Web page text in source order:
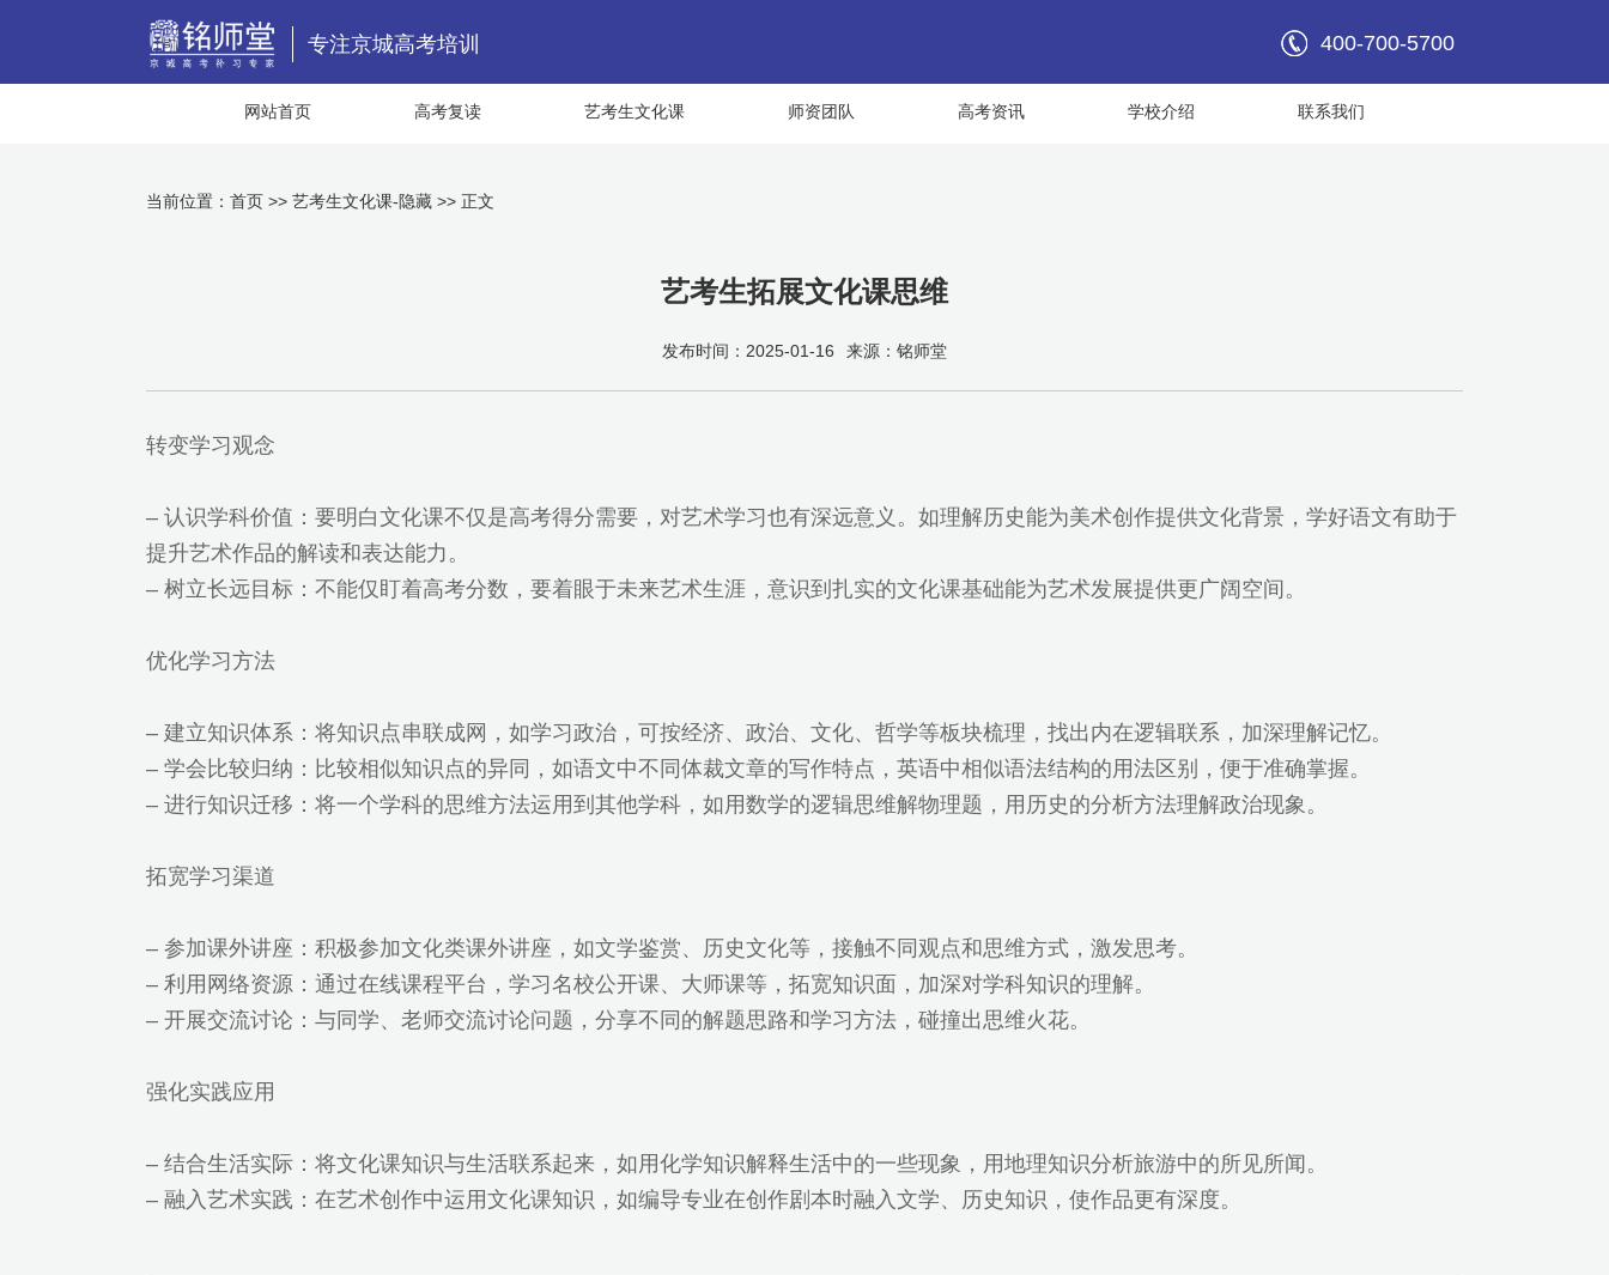
专注京城高考培训 400-700-5700
网站首页 高考复读 艺考生文化课 师资团队 高考资讯 学校介绍 联系我们
当前位置： 首页 >> 艺考生文化课-隐藏 >> 正文
艺考生拓展文化课思维
发布时间：2025-01-16 来源：铭师堂
转变学习观念
– 认识学科价值：要明白文化课不仅是高考得分需要，对艺术学习也有深远意义。如理解历史能为美术创作提供文化背景，学好语文有助于
提升艺术作品的解读和表达能力。
– 树立长远目标：不能仅盯着高考分数，要着眼于未来艺术生涯，意识到扎实的文化课基础能为艺术发展提供更广阔空间。
优化学习方法
– 建立知识体系：将知识点串联成网，如学习政治，可按经济、政治、文化、哲学等板块梳理，找出内在逻辑联系，加深理解记忆。
– 学会比较归纳：比较相似知识点的异同，如语文中不同体裁文章的写作特点，英语中相似语法结构的用法区别，便于准确掌握。
– 进行知识迁移：将一个学科的思维方法运用到其他学科，如用数学的逻辑思维解物理题，用历史的分析方法理解政治现象。
拓宽学习渠道
– 参加课外讲座：积极参加文化类课外讲座，如文学鉴赏、历史文化等，接触不同观点和思维方式，激发思考。
– 利用网络资源：通过在线课程平台，学习名校公开课、大师课等，拓宽知识面，加深对学科知识的理解。
– 开展交流讨论：与同学、老师交流讨论问题，分享不同的解题思路和学习方法，碰撞出思维火花。
强化实践应用
– 结合生活实际：将文化课知识与生活联系起来，如用化学知识解释生活中的一些现象，用地理知识分析旅游中的所见所闻。
– 融入艺术实践：在艺术创作中运用文化课知识，如编导专业在创作剧本时融入文学、历史知识，使作品更有深度。